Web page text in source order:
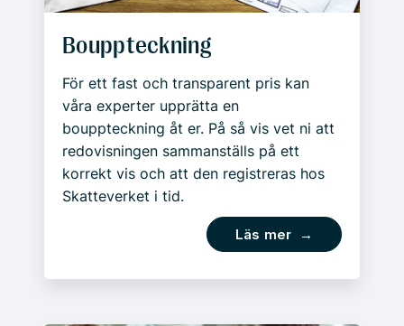
Bouppteckning
För ett fast och transparent pris kan
våra experter upprätta en
bouppteckning åt er. På så vis vet ni att
redovisningen sammanställs på ett
korrekt vis och att den registreras hos
Skatteverket i tid.
Läs mer →